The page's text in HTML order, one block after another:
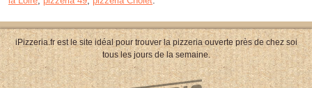
iPizzeria.fr est le site idéal pour trouver la pizzeria ouverte près de chez soi
tous les jours de la semaine.